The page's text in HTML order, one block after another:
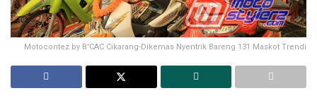
Motocontez by B'CAC Cikarang-Dikemas Nyentrik Bareng 131 Maskot Trendi